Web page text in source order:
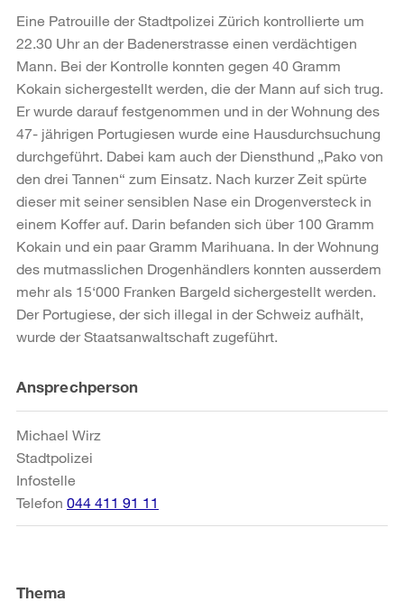
Eine Patrouille der Stadtpolizei Zürich kontrollierte um
22.30 Uhr an der Badenerstrasse einen verdächtigen
Mann. Bei der Kontrolle konnten gegen 40 Gramm
Kokain sichergestellt werden, die der Mann auf sich trug.
Er wurde darauf festgenommen und in der Wohnung des
47- jährigen Portugiesen wurde eine Hausdurchsuchung
durchgeführt. Dabei kam auch der Diensthund „Pako von
den drei Tannen“ zum Einsatz. Nach kurzer Zeit spürte
dieser mit seiner sensiblen Nase ein Drogenversteck in
einem Koffer auf. Darin befanden sich über 100 Gramm
Kokain und ein paar Gramm Marihuana. In der Wohnung
des mutmasslichen Drogenhändlers konnten ausserdem
mehr als 15‘000 Franken Bargeld sichergestellt werden.
Der Portugiese, der sich illegal in der Schweiz aufhält,
wurde der Staatsanwaltschaft zugeführt.
Weitere
Informationen
Ansprechperson
Michael Wirz
Stadtpolizei
Infostelle
Telefon 044 411 91 11
Thema